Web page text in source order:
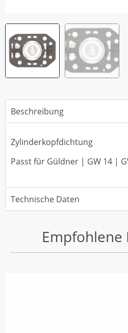
Beschreibung
Zylinderkopfdichtung
Passt für Güldner | GW 14 |
Technische Daten
Empfohlene